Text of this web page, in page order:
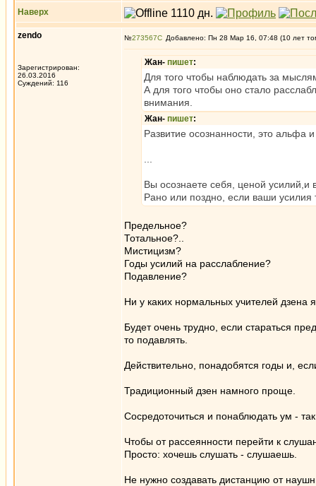
Наверх
zendo
Зарегистрирован:
26.03.2016
Суждений: 116
№273567 Добавлено: Пн 28 Мар 16, 07:48 (10 лет
Жан- пишет:
Для того чтобы наблюдать за
А для того чтобы оно стало
внимания.
Жан- пишет:
Развитие осознанности, это альфа
Вы осознаете себя, ценой усилий,и
Рано или поздно, если ваши усилия
Предельное?
Тотальное?..
Мистицизм?
Годы усилий на расслабление?
Подавление?
Ни у каких нормальных учителей дзена
Будет очень трудно, если стараться
то подавлять.
Действительно, понадобятся годы и,
Традиционный дзен намного проще.
Сосредоточиться и понаблюдать ум -
Чтобы от рассеянности перейти к
Просто: хочешь слушать - слушаешь.
Не нужно создавать дистанцию от